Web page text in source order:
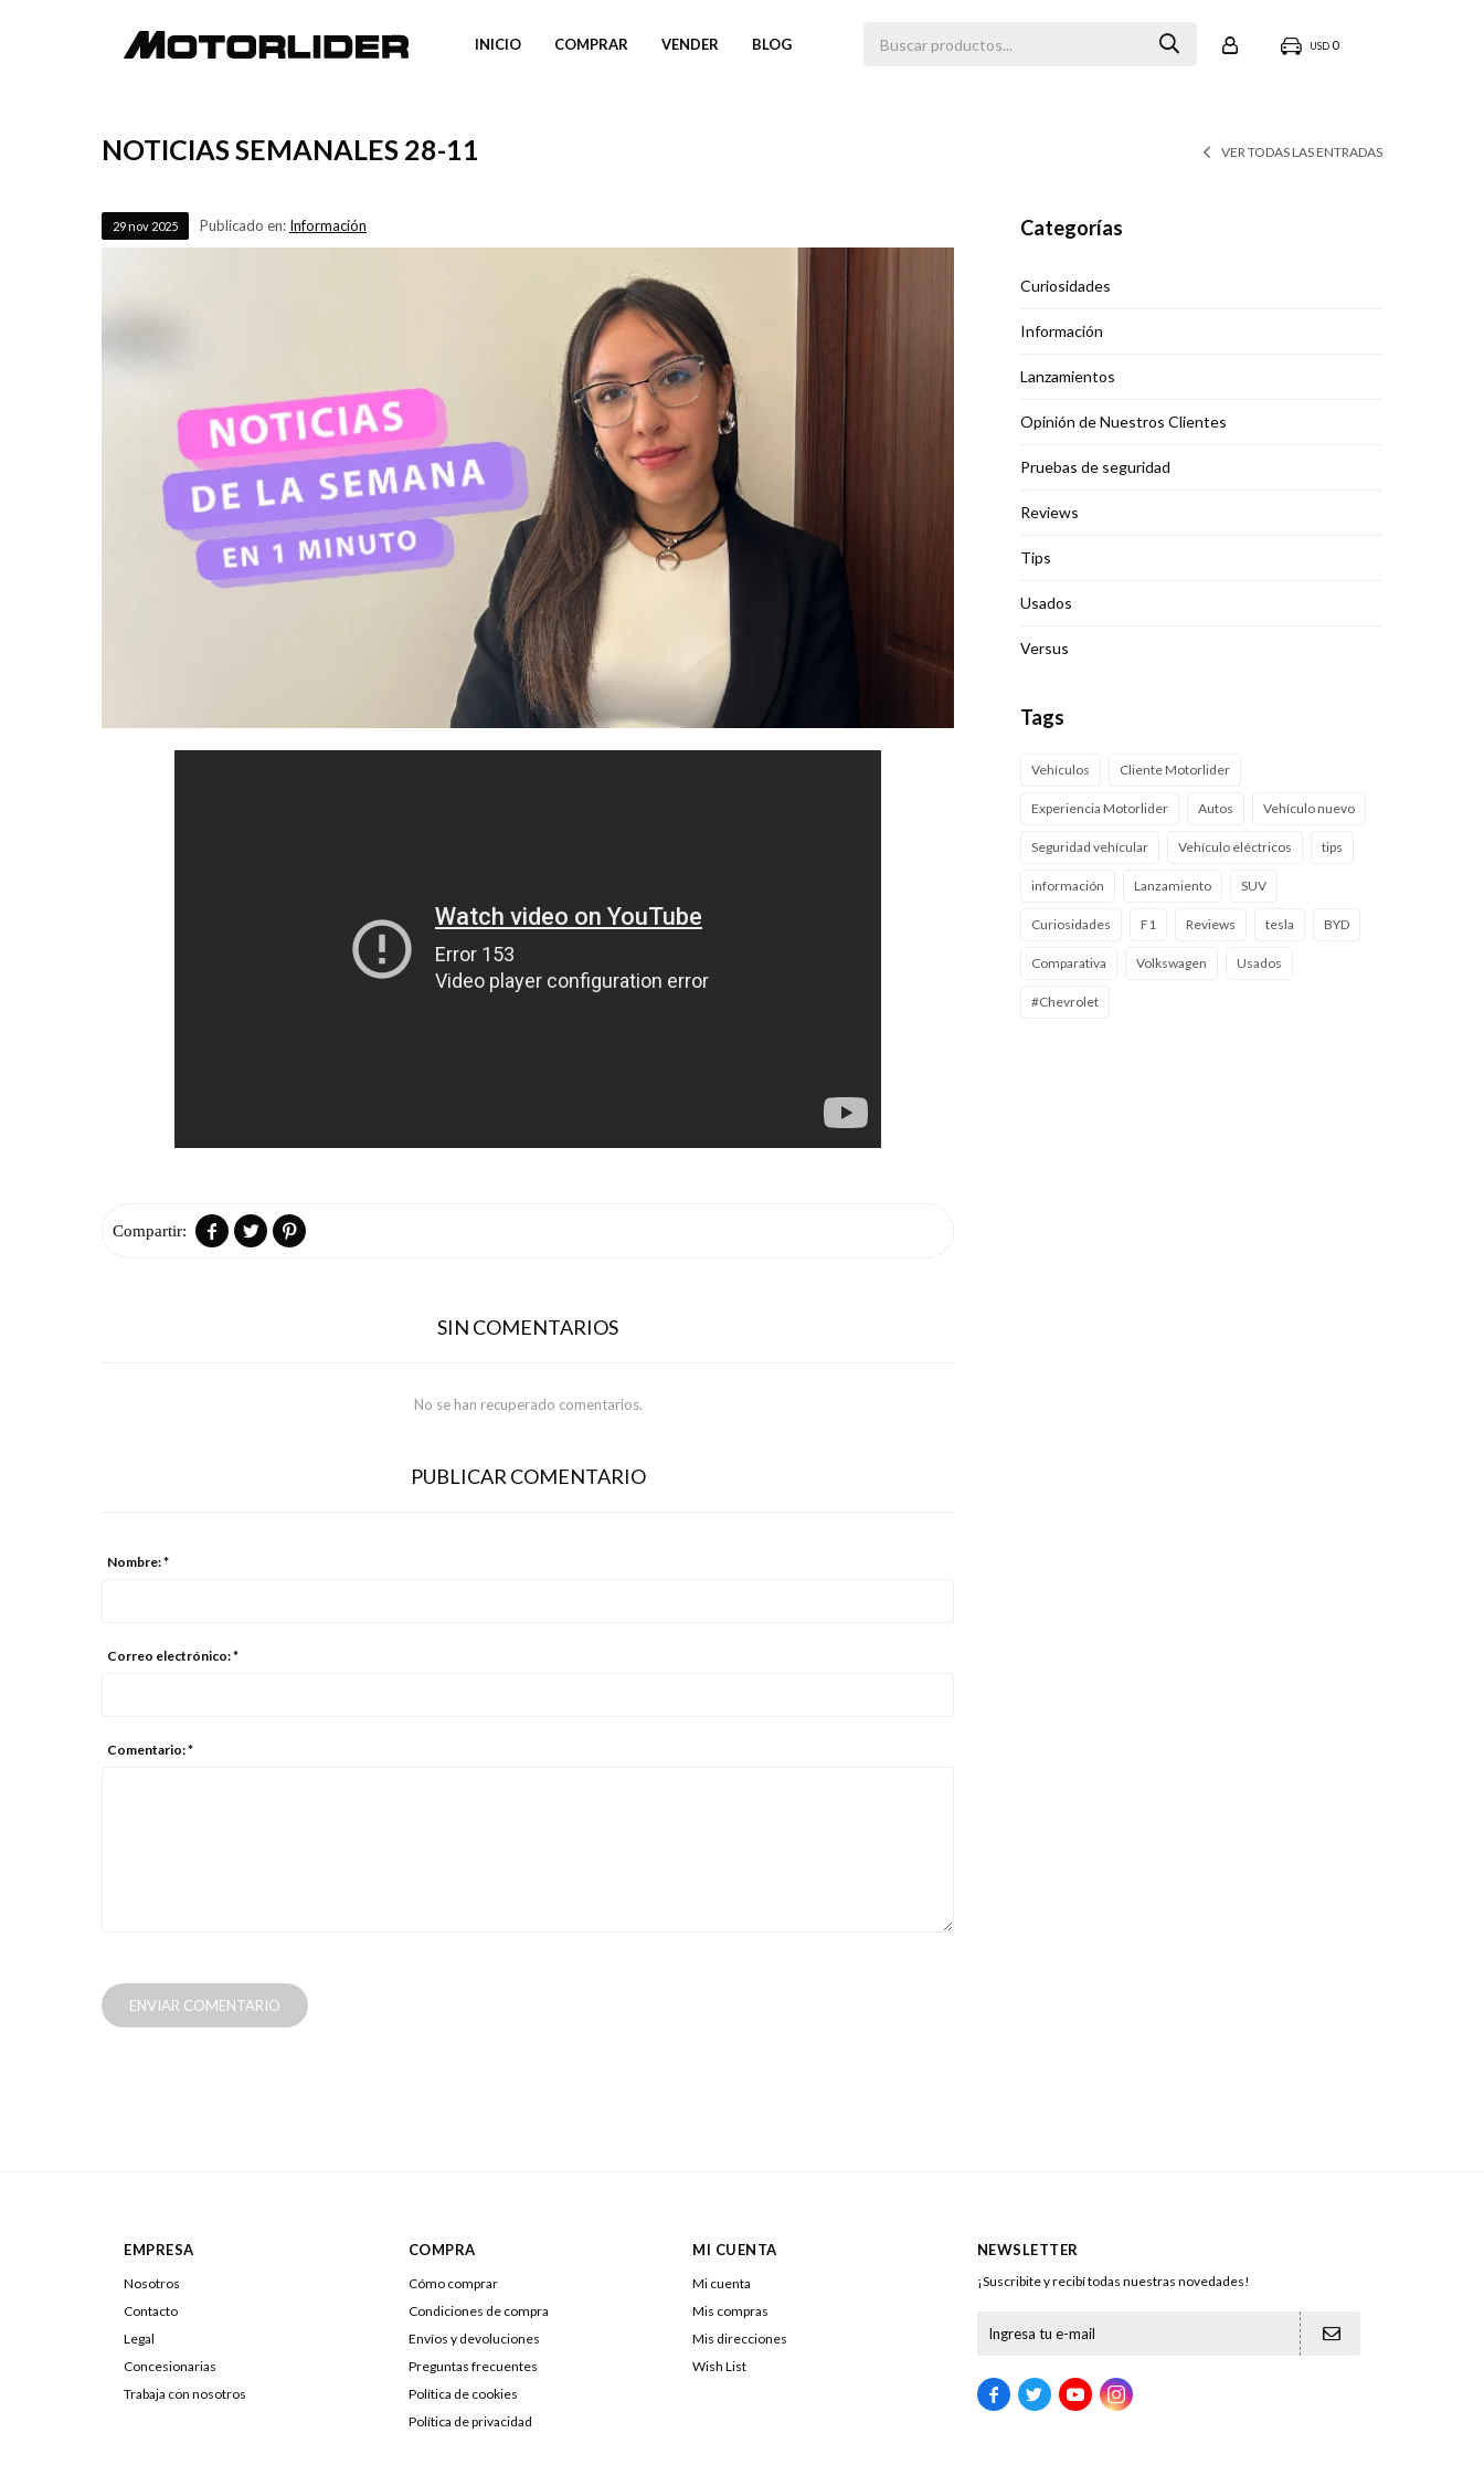
INICIO COMPRAR VENDER BLOG USD 0
NOTICIAS SEMANALES 28-11 VER TODAS LAS ENTRADAS
29 nov 2025 Publicado en: Información
  
SIN COMENTARIOS
No se han recuperado comentarios.
PUBLICAR COMENTARIO
Nombre: *
Correo electrónico: *
Comentario: *
ENVIAR COMENTARIO
Categorías
Curiosidades
Información
Lanzamientos
Opinión de Nuestros Clientes
Pruebas de seguridad
Reviews
Tips
Usados
Versus
Tags
Vehículos Cliente Motorlider
Experiencia Motorlider Autos Vehículo nuevo
Seguridad vehícular Vehículo eléctricos tips
información Lanzamiento SUV
Curiosidades F1 Reviews tesla BYD
Comparativa Volkswagen Usados
#Chevrolet
EMPRESA
Nosotros
Contacto
Legal
Concesionarias
Trabaja con nosotros
COMPRA
Cómo comprar
Condiciones de compra
Envíos y devoluciones
Preguntas frecuentes
Política de cookies
Política de privacidad
MI CUENTA
Mi cuenta
Mis compras
Mis direcciones
Wish List
NEWSLETTER
¡Suscribite y recibí todas nuestras novedades!
   